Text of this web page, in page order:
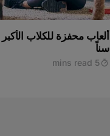
ألعاب محفزة للكلاب الأكبر
سناً
5 mins read